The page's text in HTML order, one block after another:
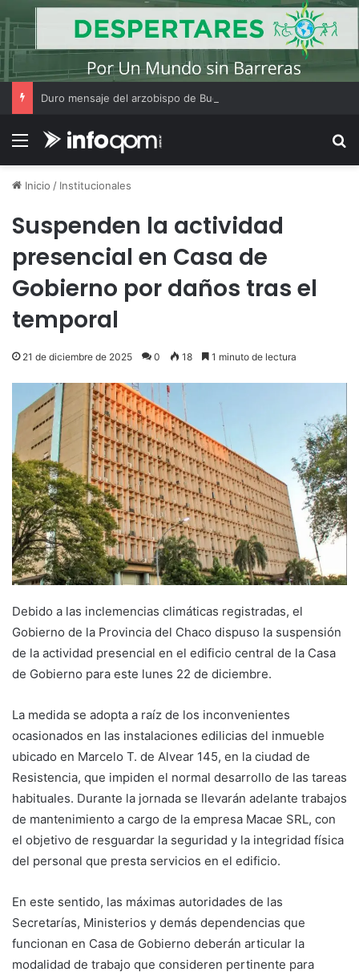
Menú
Inicio / Institucionales
Suspenden la actividad
presencial en Casa de
Gobierno por daños tras el
temporal
21 de diciembre de 2025 0 18 1 minuto de lectura
Debido a las inclemencias climáticas registradas, el
Gobierno de la Provincia del Chaco dispuso la suspensión
de la actividad presencial en el edificio central de la Casa
de Gobierno para este lunes 22 de diciembre.
La medida se adopta a raíz de los inconvenientes
ocasionados en las instalaciones edilicias del inmueble
ubicado en Marcelo T. de Alvear 145, en la ciudad de
Resistencia, que impiden el normal desarrollo de las tareas
habituales. Durante la jornada se llevarán adelante trabajos
de mantenimiento a cargo de la empresa Macae SRL, con
el objetivo de resguardar la seguridad y la integridad física
del personal que presta servicios en el edificio.
En este sentido, las máximas autoridades de las
Secretarías, Ministerios y demás dependencias que
funcionan en Casa de Gobierno deberán articular la
modalidad de trabajo que consideren pertinente para